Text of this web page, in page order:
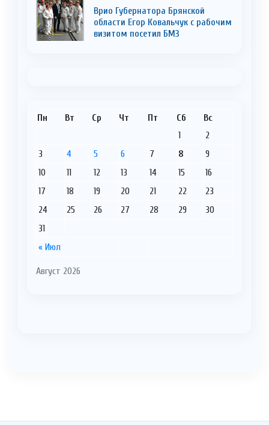
Врио Губернатора Брянской
области Егор Ковальчук с рабочим
визитом посетил БМЗ
Август 2026
Пн Вт Ср Чт Пт Сб Вс
« Июл
1
2
3
4 5 6 7 8
9
10
11 12 13 14 15
16
17
18 19 20 21 22
23
24
25 26 27 28 29
30
31